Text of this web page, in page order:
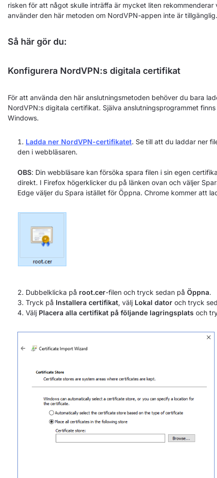
risken för att något skulle inträffa är mycket liten rekommenderar
använder den här metoden om NordVPN-appen inte är tillgänglig.
Så här gör du:
Konfigurera NordVPN:s digitala certifikat
För att använda den här anslutningsmetoden behöver du bara
NordVPN:s digitala certifikat. Själva anslutningsprogrammet
Windows.
Ladda ner NordVPN-certifikatet. Se till att du laddar ner
den i webbläsaren.
OBS: Din webbläsare kan försöka spara filen i sin egen
direkt. I Firefox högerklicker du på länken ovan och väljer
Edge väljer du Spara istället för Öppna. Chrome kommer att
Dubbelklicka på root.cer-filen och tryck sedan på Öppna.
Tryck på Installera certifikat, välj Lokal dator och tryck
Välj Placera alla certifikat på följande lagringsplats och